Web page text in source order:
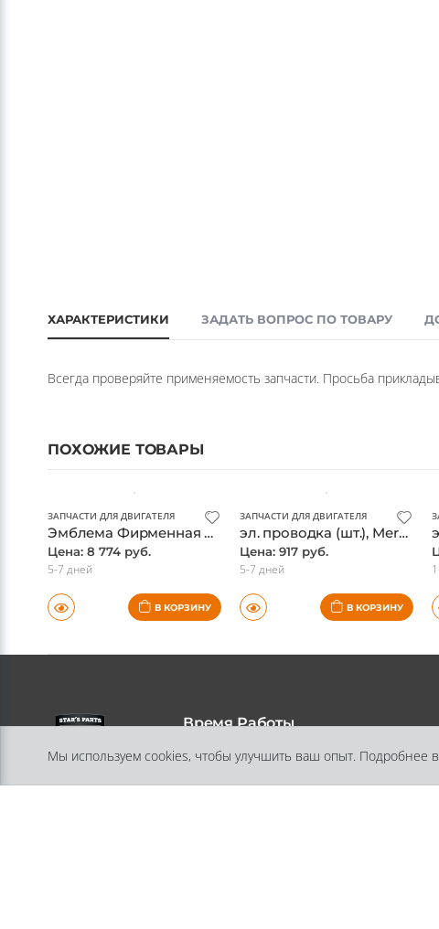
Мы используем cookies, чтобы улучшить ваш опыт. Подробнее в
ХАРАКТЕРИСТИКИ ЗАДАТЬ ВОПРОС ПО ТОВАРУ
Всегда проверяйте применяемость запчасти. Просьба
ПОХОЖИЕ ТОВАРЫ
ЗАПЧАСТИ ДЛЯ ДВИГАТЕЛЯ
Эмблема Фирменная Решетки Радиатора(1778884200) (шт.), Mercedes, оригинал
Цена: 8 774 руб.
5-7 дней
В КОРЗИНУ
ЗАПЧАСТИ ДЛЯ ДВИГАТЕЛЯ
эл. проводка (шт.), Mercedes, оригинал
Цена: 917 руб.
5-7 дней
В КОРЗИНУ
Время Работы
Пн-Пт 11:30 - 18:00